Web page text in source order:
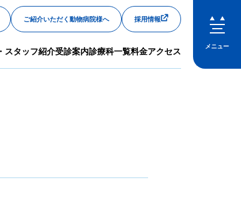
ご紹介いただく動物病院様へ 採用情報
スタッフ紹介受診案内診療科一覧料金アクセス
メニュー